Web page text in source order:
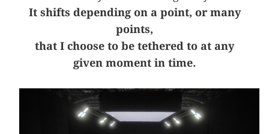
It shifts depending on a point, or many
points,
that I choose to be tethered to at any
given moment in time.